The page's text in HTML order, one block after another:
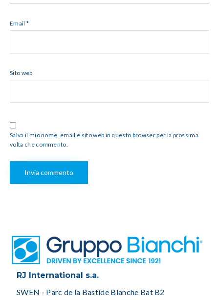
Email *
Sito web
Salva il mio nome, email e sito web in questo browser per la prossima
volta che commento.
RJ International s.a.
SWEN - Parc de la Bastide Blanche Bat B2